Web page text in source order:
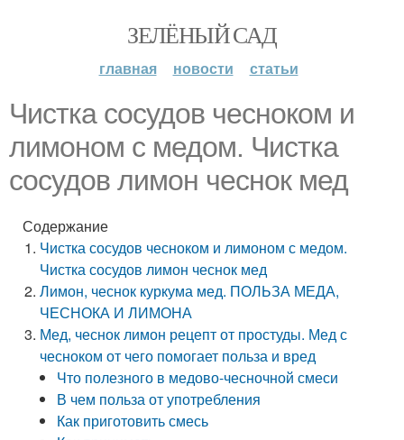
ЗЕЛЁНЫЙ САД
главная новости статьи
Чистка сосудов чесноком и
лимоном с медом. Чистка
сосудов лимон чеснок мед
Содержание
Чистка сосудов чесноком и лимоном с медом.
Чистка сосудов лимон чеснок мед
Лимон, чеснок куркума мед. ПОЛЬЗА МЕДА,
ЧЕСНОКА И ЛИМОНА
Мед, чеснок лимон рецепт от простуды. Мед с
чесноком от чего помогает польза и вред
Что полезного в медово-чесночной смеси
В чем польза от употребления
Как приготовить смесь